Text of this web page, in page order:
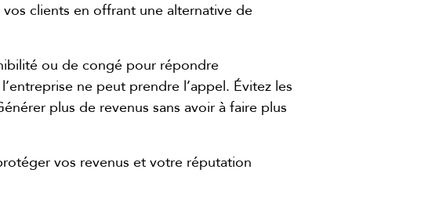
clients en offrant une alternative de
ou de congé pour répondre
ne peut prendre l’appel. Évitez les
plus de revenus sans avoir à faire plus
vos revenus et votre réputation